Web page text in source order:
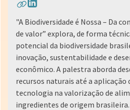
"A Biodiversidade é Nossa – Da
de valor” explora, de forma
potencial da biodiversidade
inovação, sustentabilidade e
econômico. A palestra aborda
recursos naturais até a aplicação
tecnologia na valorização de
ingredientes de origem